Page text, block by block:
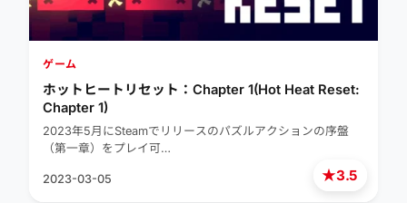
★3.5
ゲーム
ホットヒートリセット：Chapter 1(Hot Heat Reset:
Chapter 1)
2023年5月にSteamでリリースのパズルアクションの序盤
（第一章）をプレイ可…
2023-03-05